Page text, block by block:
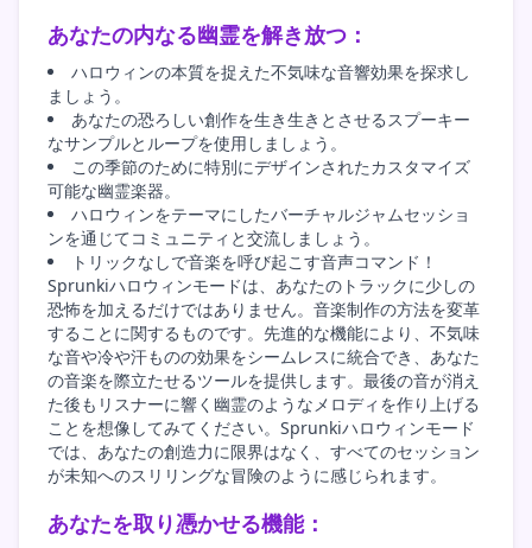
あなたの内なる幽霊を解き放つ：
ハロウィンの本質を捉えた不気味な音響効果を探求し
ましょう。
あなたの恐ろしい創作を生き生きとさせるスプーキー
なサンプルとループを使用しましょう。
この季節のために特別にデザインされたカスタマイズ
可能な幽霊楽器。
ハロウィンをテーマにしたバーチャルジャムセッショ
ンを通じてコミュニティと交流しましょう。
トリックなしで音楽を呼び起こす音声コマンド！
Sprunkiハロウィンモードは、あなたのトラックに少しの
恐怖を加えるだけではありません。音楽制作の方法を変革
することに関するものです。先進的な機能により、不気味
な音や冷や汗ものの効果をシームレスに統合でき、あなた
の音楽を際立たせるツールを提供します。最後の音が消え
た後もリスナーに響く幽霊のようなメロディを作り上げる
ことを想像してみてください。Sprunkiハロウィンモード
では、あなたの創造力に限界はなく、すべてのセッション
が未知へのスリリングな冒険のように感じられます。
あなたを取り憑かせる機能：